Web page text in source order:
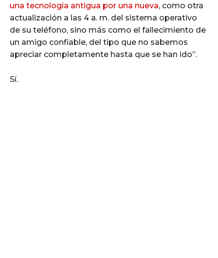
una tecnología antigua por una nueva, como otra
actualización a las 4 a. m. del sistema operativo
de su teléfono, sino más como el fallecimiento de
un amigo confiable, del tipo que no sabemos
apreciar completamente hasta que se han ido”.
Sí.